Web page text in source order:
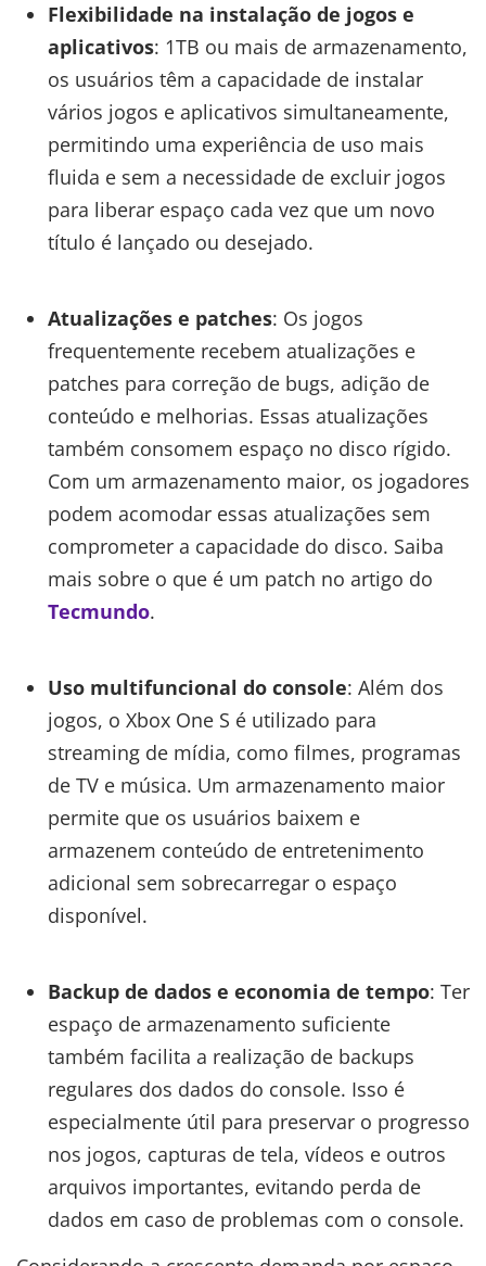
Flexibilidade na instalação de jogos e
aplicativos: 1TB ou mais de armazenamento,
os usuários têm a capacidade de instalar
vários jogos e aplicativos simultaneamente,
permitindo uma experiência de uso mais
fluida e sem a necessidade de excluir jogos
para liberar espaço cada vez que um novo
título é lançado ou desejado.
Atualizações e patches: Os jogos
frequentemente recebem atualizações e
patches para correção de bugs, adição de
conteúdo e melhorias. Essas atualizações
também consomem espaço no disco rígido.
Com um armazenamento maior, os jogadores
podem acomodar essas atualizações sem
comprometer a capacidade do disco. Saiba
mais sobre o que é um patch no artigo do
Tecmundo.
Uso multifuncional do console: Além dos
jogos, o Xbox One S é utilizado para
streaming de mídia, como filmes, programas
de TV e música. Um armazenamento maior
permite que os usuários baixem e
armazenem conteúdo de entretenimento
adicional sem sobrecarregar o espaço
disponível.
Backup de dados e economia de tempo: Ter
espaço de armazenamento suficiente
também facilita a realização de backups
regulares dos dados do console. Isso é
especialmente útil para preservar o progresso
nos jogos, capturas de tela, vídeos e outros
arquivos importantes, evitando perda de
dados em caso de problemas com o console.